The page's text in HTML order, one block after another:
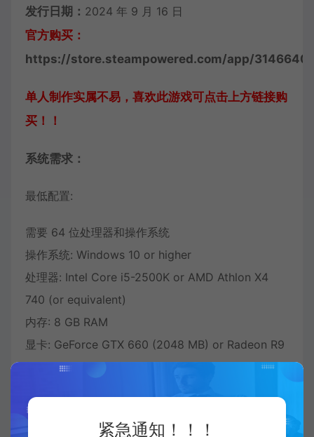
发行日期： 2024 年 9 月 16 日
官方购买：
https://store.steampowered.com/app/3146640/
单人制作实属不易，喜欢此游戏可点击上方链接购
买！！
系统需求：
最低配置:
需要 64 位处理器和操作系统
操作系统: Windows 10 or higher
处理器: Intel Core i5-2500K or AMD Athlon X4
740 (or equivalent)
内存: 8 GB RAM
显卡: GeForce GTX 660 (2048 MB) or Radeon R9
紧急通知！！！